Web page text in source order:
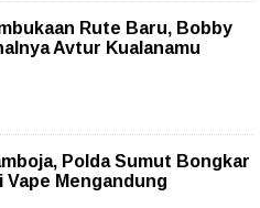
Rute Baru, Bobby
Avtur Kualanamu
Polda Sumut Bongkar
Vape Mengandung